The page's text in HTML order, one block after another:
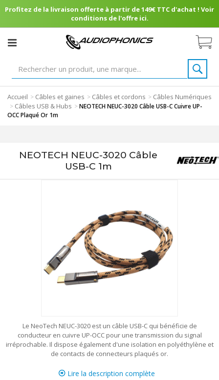
Profitez de la livraison offerte à partir de 149€ TTC d'achat ! Voir
conditions de l'offre ici.
Accueil > Câbles et gaines > Câbles et cordons > Câbles Numériques
> Câbles USB & Hubs >NEOTECH NEUC-3020 Câble USB-C Cuivre UP-
OCC Plaqué Or 1m
NEOTECH NEUC-3020 Câble
USB-C 1m
Le NeoTech NEUC-3020 est un câble USB-C qui bénéficie de
conducteur en cuivre UP-OCC pour une transmission du signal
irréprochable. Il dispose également d'une isolation en polyéthylène et
de contacts de connecteurs plaqués or.
Lire la description complète